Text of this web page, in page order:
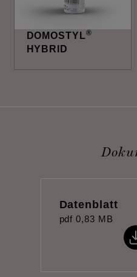
DOMOSTYL®
HYBRID
Datenblatt
pdf 0,83 MB